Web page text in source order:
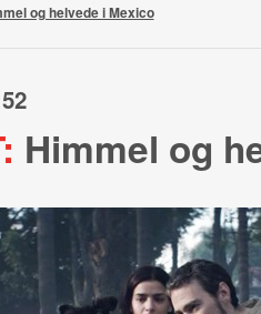
og helvede i Mexico
Himmel og